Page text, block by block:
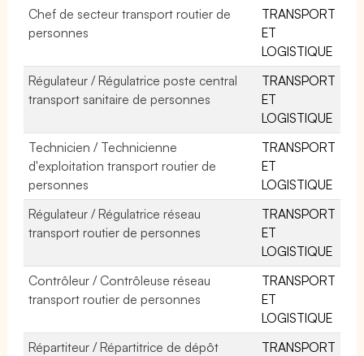
Chef de secteur transport routier de
personnes
TRANSPORT
ET
LOGISTIQUE
Régulateur / Régulatrice poste central
transport sanitaire de personnes
TRANSPORT
ET
LOGISTIQUE
Technicien / Technicienne
d'exploitation transport routier de
personnes
TRANSPORT
ET
LOGISTIQUE
Régulateur / Régulatrice réseau
transport routier de personnes
TRANSPORT
ET
LOGISTIQUE
Contrôleur / Contrôleuse réseau
transport routier de personnes
TRANSPORT
ET
LOGISTIQUE
Répartiteur / Répartitrice de dépôt
TRANSPORT